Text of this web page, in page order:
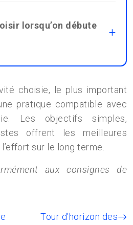
lorsqu’on débute
choisie, le plus important
pratique compatible avec
Les objectifs simples,
offrent les meilleures
sur le long terme.
aux consignes de
Tour d’horizon des